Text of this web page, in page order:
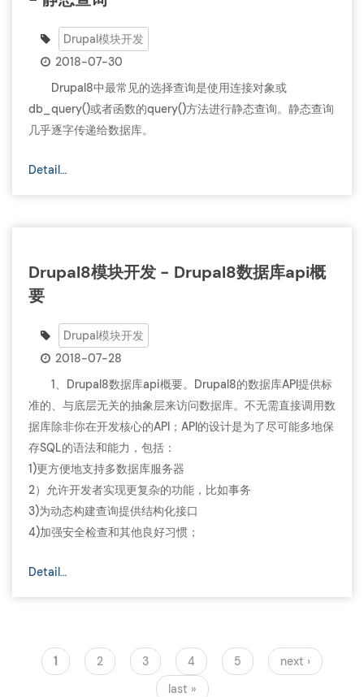
Drupal模块开发
2018-07-30
Drupal8中最常见的选择查询是使用连接对象或
db_query()或者函数的query()方法进行静态查询。静态查询
几乎逐字传递给数据库。
Detail…
Drupal8模块开发 - Drupal8数据库api概
要
Drupal模块开发
2018-07-28
1、Drupal8数据库api概要。Drupal8的数据库API提供标
准的、与底层无关的抽象层来访问数据库。不无需直接调用数
据库除非你在开发核心的API；API的设计是为了尽可能多地保
存SQL的语法和能力，包括：
1)更方便地支持多数据库服务器
2）允许开发者实现更复杂的功能，比如事务
3)为动态构建查询提供结构化接口
4)加强安全检查和其他良好习惯；
Detail…
Pagination
Current
page
1 Page
2 Page
3 Page
4 Page
5
Next
page
next ›
Last
last »